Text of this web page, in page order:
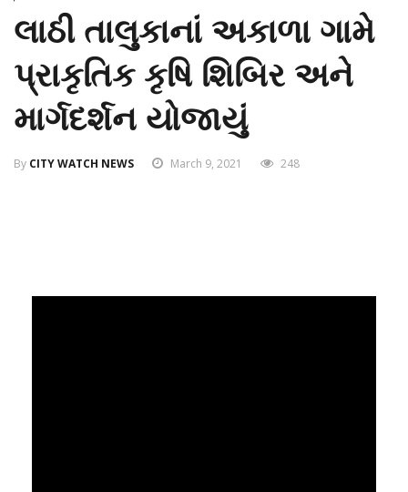
લાઠી તાલુકાનાં અકાળા ગામે
પ્રાકૃતિક કૃષિ શિબિર અને
માર્ગદર્શન યોજાયું
By CITY WATCH NEWS March 9, 2021 248